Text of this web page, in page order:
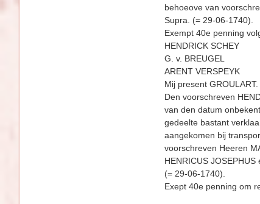
behoeove van
Supra. (= 29-06-1740).
Exempt 40e penning
HENDRICK SCHEY
G. v. BREUGEL
ARENT VERSPEYK
Mij present GROULART.
Den voorschreven
van den datum
gedeelte ba­stant
aangekomen bij
voorschreven Heeren
HENRICUS
(= 29-06-1740).
Exept 40e penning om